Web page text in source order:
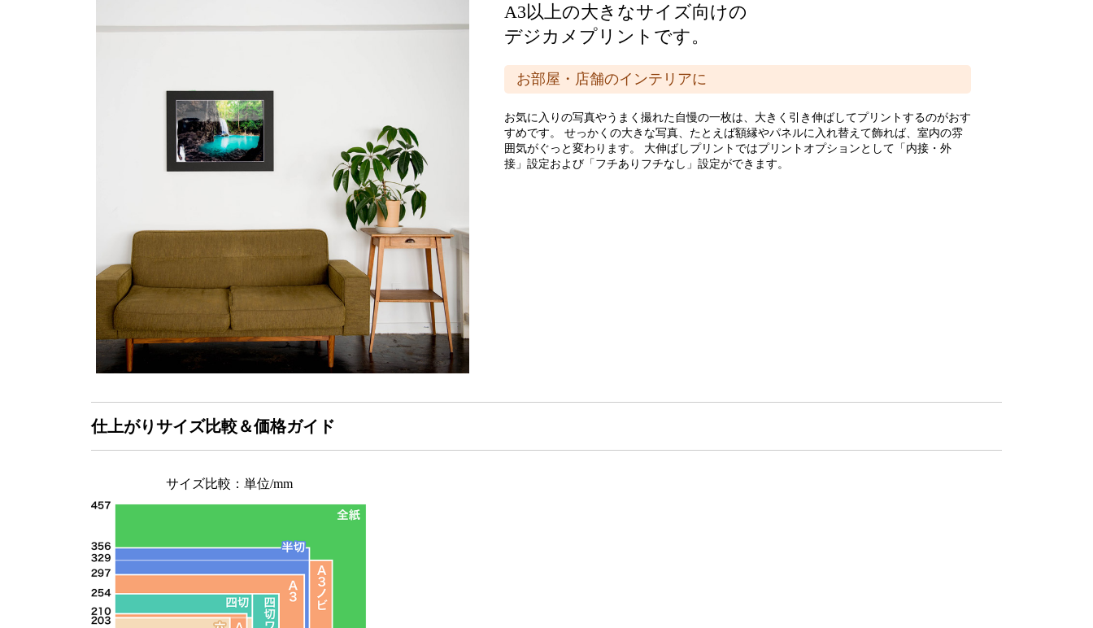
A3以上の大きなサイズ向けの
デジカメプリントです。
お部屋・店舗のインテリアに
お気に入りの写真やうまく撮れた自慢の一枚は、大きく引き伸ばしてプリントするのがおす
すめです。 せっかくの大きな写真、たとえば額縁やパネルに入れ替えて飾れば、室内の雰
囲気がぐっと変わります。 大伸ばしプリントではプリントオプションとして「内接・外
接」設定および「フチありフチなし」設定ができます。
仕上がりサイズ比較＆価格ガイド
サイズ比較：単位/mm